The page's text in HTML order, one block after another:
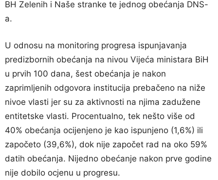
BH Zelenih i Naše stranke te jednog obećanja DNS-
a.
U odnosu na monitoring progresa ispunjavanja
predizbornih obećanja na nivou Vijeća ministara BiH
u prvih 100 dana, šest obećanja je nakon
zaprimljenih odgovora institucija prebačeno na niže
nivoe vlasti jer su za aktivnosti na njima zadužene
entitetske vlasti. Procentualno, tek nešto više od
40% obećanja ocijenjeno je kao ispunjeno (1,6%) ili
započeto (39,6%), dok nije započet rad na oko 59%
datih obećanja. Nijedno obećanje nakon prve godine
nije dobilo ocjenu u progresu.